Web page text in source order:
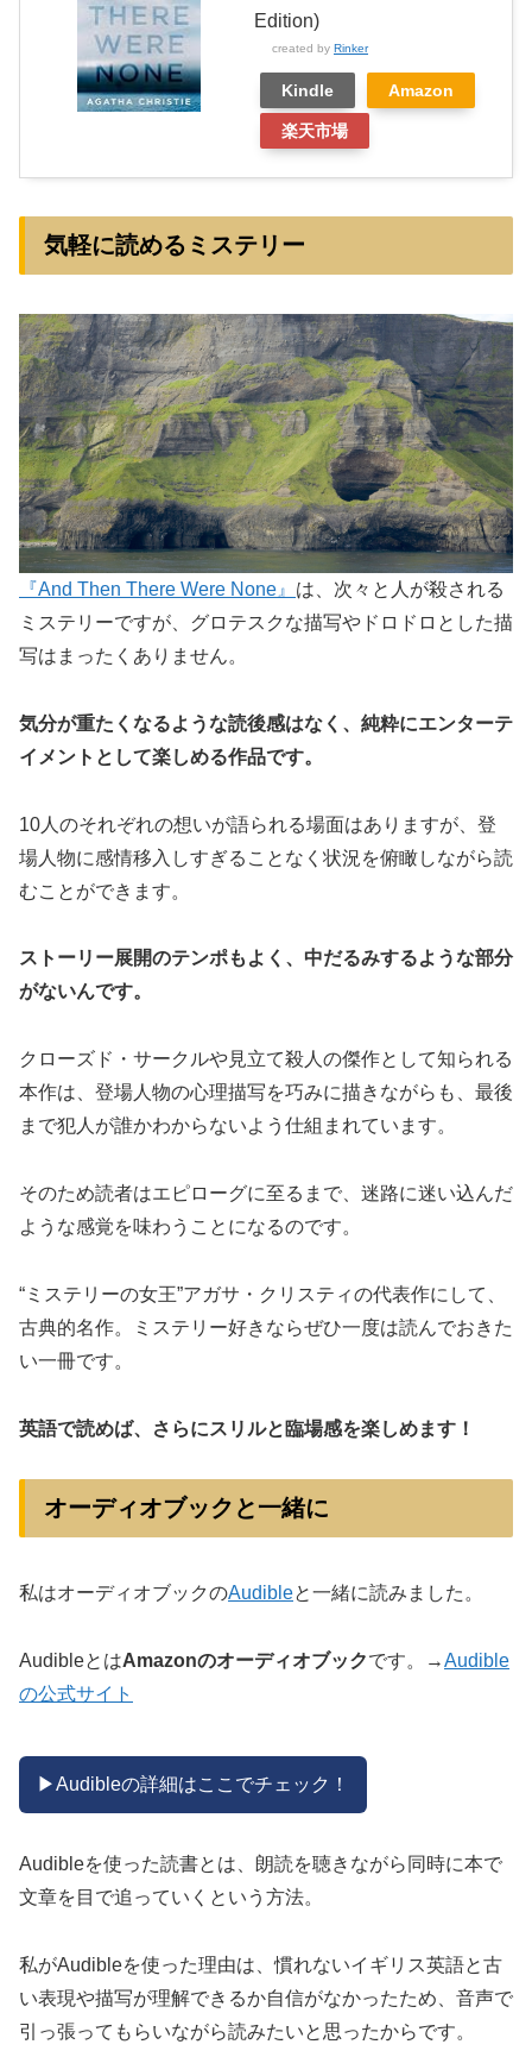
Edition)
created by Rinker
Kindle Amazon
楽天市場
気軽に読めるミステリー
『And Then There Were None』 は、次々と人が殺される
ミステリーですが、グロテスクな描写やドロドロとした描
写はまったくありません。
気分が重たくなるような読後感はなく、純粋にエンターテ
イメントとして楽しめる作品です。
10人のそれぞれの想いが語られる場面はありますが、登
場人物に感情移入しすぎることなく状況を俯瞰しながら読
むことができます。
ストーリー展開のテンポもよく、中だるみするような部分
がないんです。
クローズド・サークルや見立て殺人の傑作として知られる
本作は、登場人物の心理描写を巧みに描きながらも、最後
まで犯人が誰かわからないよう仕組まれています。
そのため読者はエピローグに至るまで、迷路に迷い込んだ
ような感覚を味わうことになるのです。
“ミステリーの女王”アガサ・クリスティの代表作にして、
古典的名作。ミステリー好きならぜひ一度は読んでおきた
い一冊です。
英語で読めば、さらにスリルと臨場感を楽しめます！
オーディオブックと一緒に
私はオーディオブックのAudibleと一緒に読みました。
AudibleとはAmazonのオーディオブックです。→Audible
の公式サイト
▶︎Audibleの詳細はここでチェック！
Audibleを使った読書とは、朗読を聴きながら同時に本で
文章を目で追っていくという方法。
私がAudibleを使った理由は、慣れないイギリス英語と古
い表現や描写が理解できるか自信がなかったため、音声で
引っ張ってもらいながら読みたいと思ったからです。